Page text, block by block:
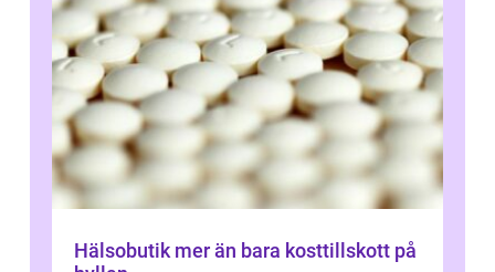
Hälsobutik mer än bara kosttillskott på